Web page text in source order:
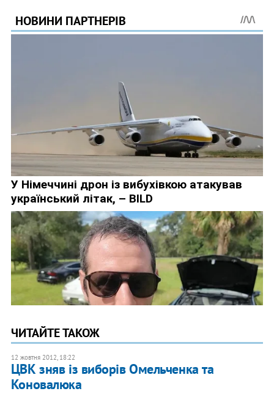
ЧИТАЙТЕ ТАКОЖ
12 жовтня 2012, 18:22
ЦВК зняв із виборів Омельченка та
Коновалюка